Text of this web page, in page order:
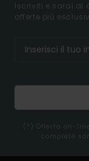
Iscriviti e sarai al
offerte più
(*) Offerta on-
complete